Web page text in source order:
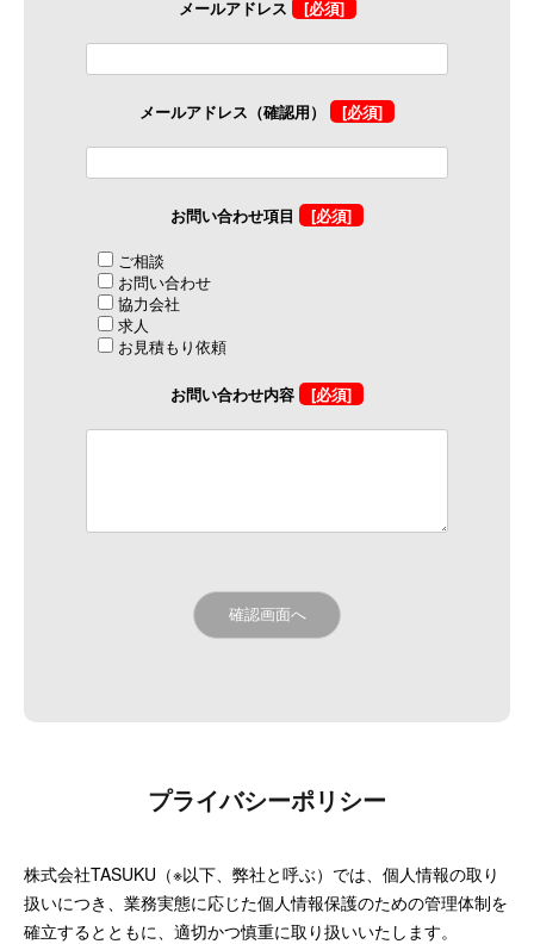
メールアドレス [必須]
メールアドレス（確認用） [必須]
お問い合わせ項目
[必須]
ご相談
お問い合わせ
協力会社
求人
お見積もり依頼
お問い合わせ内容 [必須]
プライバシーポリシー
株式会社TASUKU（※以下、弊社と呼ぶ）では、個人情報の取り
扱いにつき、業務実態に応じた個人情報保護のための管理体制を
確立するとともに、適切かつ慎重に取り扱いいたします。